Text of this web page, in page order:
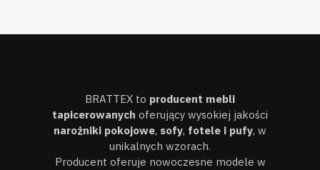
BRATTEX to producent mebli
tapicerowanych oferujący wysokiej jakości
narożniki pokojowe, sofy, fotele i pufy, w
unikalnych wzorach.
Producent oferuje nowoczesne modele w